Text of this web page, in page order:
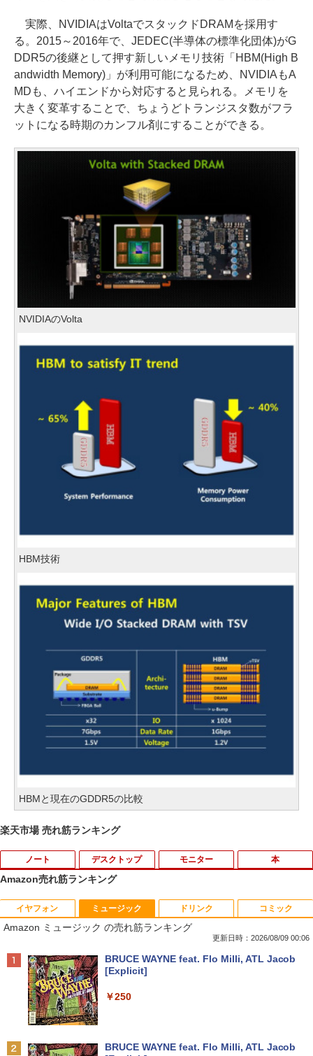
実際、NVIDIAはVoltaでスタックドDRAMを採用す
る。2015～2016年で、JEDEC(半導体の標準化団体)がG
DDR5の後継として押す新しいメモリ技術「HBM(High B
andwidth Memory)」が利用可能になるため、NVIDIAもA
MDも、ハイエンドから対応すると見られる。メモリを
大きく変革することで、ちょうどトランジスタ数がフラ
ットになる時期のカンフル剤にすることができる。
NVIDIAのVolta
HBM技術
HBMと現在のGDDR5の比較
楽天市場 売れ筋ランキング
ノート デスクトップ モニター 本
1 音羽美奈写真集（仮） [ 音羽美奈 ]
Amazon売れ筋ランキング
イヤフォン
Anker Soundcore P42i (Bluetooth 6.1)【完
全ワイヤレスイヤホン/ウルトラノイズキャン
間再生 / コンパクト形状/持ち運びに便利 / IP5
￥9,990
ミュージック
Amazon ミュージック の売れ筋ランキング
更新日時：2026/08/09 00:06
BRUCE WAYNE feat. Flo Milli, ATL Jacob
[Explicit]
￥250
BRUCE WAYNE feat. Flo Milli, ATL Jacob
ドリンク コミック